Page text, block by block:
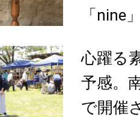
「nine
心躍る
予感。
で開催